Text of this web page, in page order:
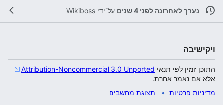
נערך לאחרונה לפני 4 שנים על־ידי Wikiboss
ויקישיבה
התוכן זמין לפי תנאי Attribution-Noncommercial 3.0 Unported
אלא אם נאמר אחרת.
מדיניות פרטיות
תצוגת מחשבים